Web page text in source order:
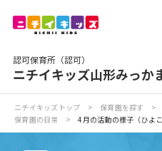
認可保育所（認可）
ニチイキッズ山形みっか
ニチイが大切にしていること
ニチイキッズトップ > 保育園を探す >
保育園の日常
> 4月の活動の様子（ひよ